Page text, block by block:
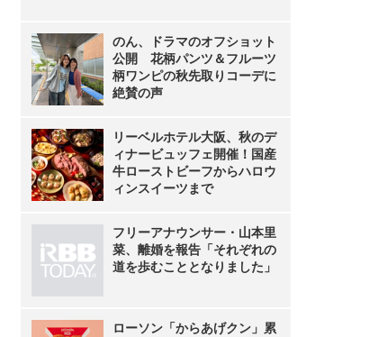
のん、ドラマのオフショット
公開 花柄パンツ＆フルーツ
柄ワンピの秋先取りコーデに
絶賛の声
リーベルホテル大阪、秋のデ
ィナービュッフェ開催！国産
牛ローストビーフからハロウ
ィンスイーツまで
フリーアナウンサー・山本里
菜、離婚を報告「それぞれの
道を歩むこととなりました」
ローソン「からあげクン」累